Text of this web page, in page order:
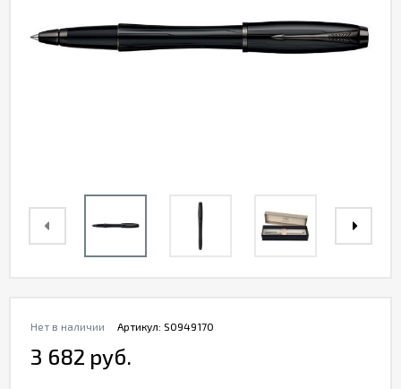
Артикул: S0949170
Нет в наличии
3 682 руб.